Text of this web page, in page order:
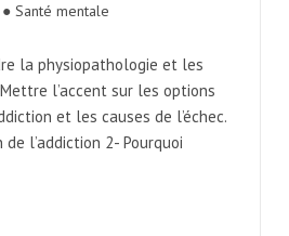
● Santé mentale
la physiopathologie et les
l’accent sur les options
et les causes de l’échec.
l’addiction 2- Pourquoi